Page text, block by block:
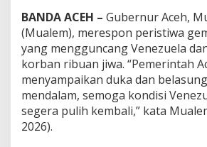
u
r
M
a
e
m
BANDA ACEH – Gubernur Aceh,
(Mualem), merespon peristiwa
yang mengguncang Venezuela
korban ribuan jiwa. “Pemerintah
menyampaikan duka dan
mendalam, semoga kondisi
segera pulih kembali,” kata
2026).